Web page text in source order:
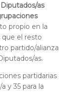
as
propio en la
el resto
partido/alianza
as.
partidarias
y 35 para la